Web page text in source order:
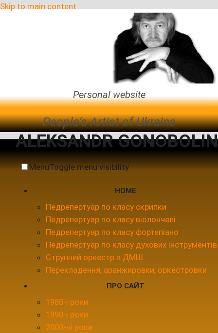
Skip to main content
Personal website
People's Artist of Ukraine
ALEKSANDR GONOBOLIN
MenuToggle menu visibility
HOME
Педрепертуар по класу скрипки
Педрепертуар по класу віолончелі
Педрепертуар по класу фортепіано
Педрепертуар по класу духових інструментів
Струнний оркестр в ДМШ
Перекладення, аранжировки, оркестровки
ПРО САЙТ
1980-і роки
1990-і роки
2000-ні роки